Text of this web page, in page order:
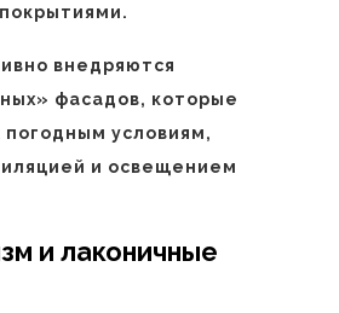
внедряются
фасадов, которые
погодным условиям,
и освещением
и лаконичные